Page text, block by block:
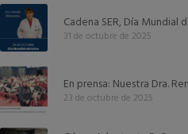
Cadena SER, Día Mundial
31 de octubre de 2025
En prensa: Nuestra Dra.
23 de octubre de 2025